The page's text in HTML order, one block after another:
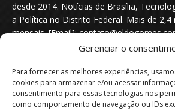
Gerenciar o
Para fornecer as melhores experiências,
cookies para armazenar e/ou acessar
consentimento para essas tecnologias nos
como comportamento de navegação ou IDs
desde 2014. Notícias de Brasília,
a Política no Distrito Federal. Mais de 2,4
mensais. [Email]: